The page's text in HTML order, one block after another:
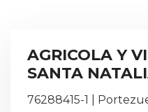
AGRICOLA Y
SANTA
76288415-1 |